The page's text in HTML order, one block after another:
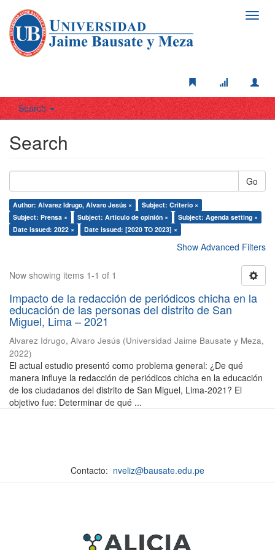
Search
Search
Go
Author: Alvarez Idrugo, Alvaro Jesús ×
Subject: Criterio ×
Subject: Prensa ×
Subject: Artículo de opinión ×
Subject: Agenda setting ×
Date issued: 2022 ×
Date issued: [2020 TO 2023] ×
Show Advanced Filters
Now showing items 1-1 of 1
Impacto de la redacción de periódicos chicha en la
educación de las personas del distrito de San
Miguel, Lima – 2021
Alvarez Idrugo, Alvaro Jesús (Universidad Jaime Bausate y Meza,
2022)
El actual estudio presentó como problema general: ¿De qué
manera influye la redacción de periódicos chicha en la educación
de los ciudadanos del distrito de San Miguel, Lima-2021? El
objetivo fue: Determinar de qué ...
Contacto: nveliz@bausate.edu.pe